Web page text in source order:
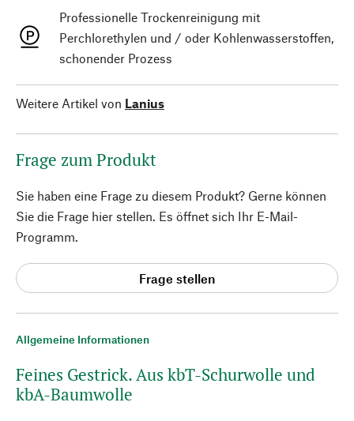
Allgemeine Informationen
Feines Gestrick. Aus kbT-Schurwolle und
kbA-Baumwolle
Professionelle Trockenreinigung mit
Perchlorethylen und / oder Kohlenwasserstoffen,
schonender Prozess
Weitere Artikel von Lanius
Frage zum Produkt
Sie haben eine Frage zu diesem Produkt? Gerne können
Sie die Frage hier stellen. Es öffnet sich Ihr E-Mail-
Programm.
Frage stellen